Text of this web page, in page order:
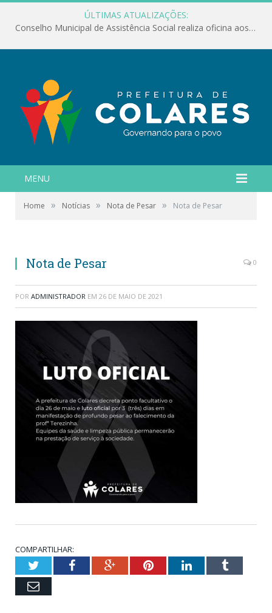
ÚLTIMAS ATUALIZAÇÕES:
Conselho Municipal de Assistência Social realiza oficina aos servidores
MENU
Home » Notícias » Nota de Pesar » Nota de Pesar
Nota de Pesar 0
POR ADMINISTRADOR EM 26 DE MAIO DE 2021
COMPARTILHAR:
TwitterFacebookGoogle+PinterestLinkedInTumblr
Email